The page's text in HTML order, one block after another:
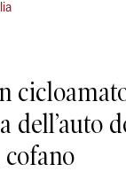
dell’auto